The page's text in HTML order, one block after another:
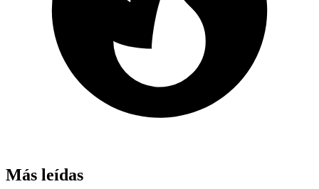
Más leídas